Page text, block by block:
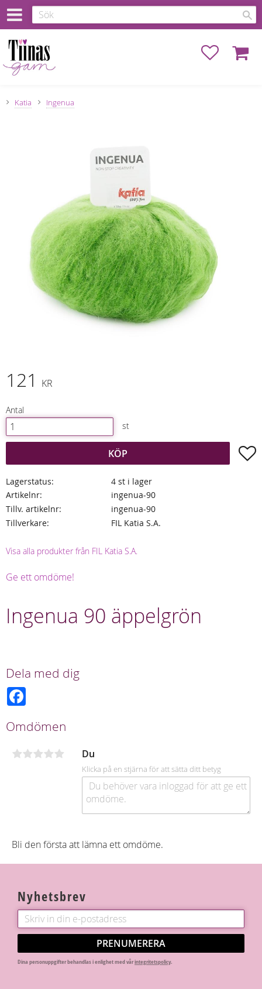
Favoriter
Katia Ingenua
121 KR
Antal
st
KÖP
Lagerstatus
4 st i lager
Artikelnr
ingenua-90
Tillv. artikelnr
ingenua-90
Tillverkare
FIL Katia S.A.
Visa alla produkter från FIL Katia S.A.
Ge ett omdöme!
Ingenua 90 äppelgrön
Dela med dig
b
o
k
Omdömen
Du
Klicka på en stjärna för att sätta ditt betyg
Bli den första att lämna ett omdöme.
Nyhetsbrev
PRENUMERERA
Dina personuppgifter behandlas i enlighet med vårintegritetspolicy.